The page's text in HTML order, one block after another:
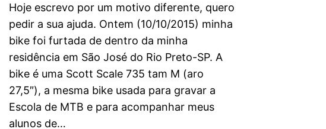
Hoje escrevo por um motivo diferente, quero
pedir a sua ajuda. Ontem (10/10/2015) minha
bike foi furtada de dentro da minha
residência em São José do Rio Preto-SP. A
bike é uma Scott Scale 735 tam M (aro
27,5″), a mesma bike usada para gravar a
Escola de MTB e para acompanhar meus
alunos de…